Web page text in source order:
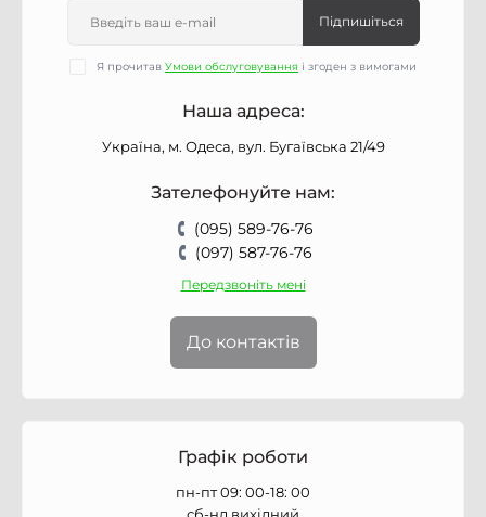
Підпишіться
Я прочитав Умови обслуговування і згоден з вимогами
Наша адреса:
Україна, м. Одеса, вул. Бугаївська 21/49
Зателефонуйте нам:
(095) 589-76-76
(097) 587-76-76
Передзвоніть мені
До контактів
Графік роботи
пн-пт 09: 00-18: 00